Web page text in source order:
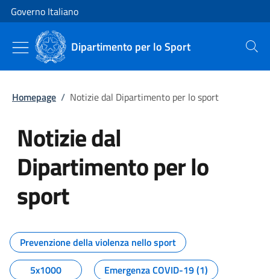
Vai al contenuto
Vai alla navigazione del sito
Governo Italiano
Dipartimento per lo Sport Cerca
Homepage / Notizie dal Dipartimento per lo sport
Notizie dal
Dipartimento per lo
sport
Tutti i contenuti della pagina
Prevenzione della violenza nello sport
5x1000
Emergenza COVID-19 (1)